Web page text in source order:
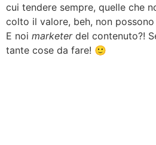
cui tendere sempre, quelle che
colto il valore, beh, non
E noi marketerdel contenuto?!
tante cose da fare! 🙂